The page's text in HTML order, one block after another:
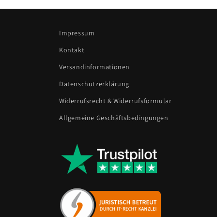
Impressum
Kontakt
Versandinformationen
Datenschutzerklärung
Widerrufsrecht & Widerrufsformular
Allgemeine Geschäftsbedingungen